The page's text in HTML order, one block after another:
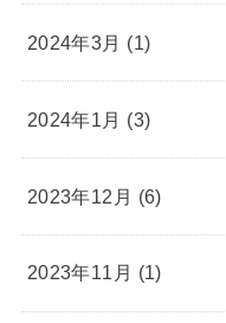
2024年3月 (1)
2024年1月 (3)
2023年12月 (6)
2023年11月 (1)